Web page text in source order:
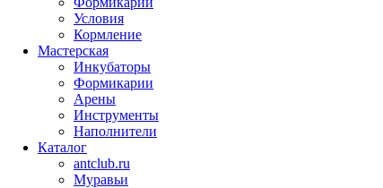
Условия
Кормление
Мастерская
Инкубаторы
Формикарии
Арены
Инструменты
Наполнители
Каталог
antclub.ru
Муравьи